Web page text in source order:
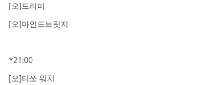
[오]드리미
[오]마인드브릿지
*21:00
[오]티쏘 워치